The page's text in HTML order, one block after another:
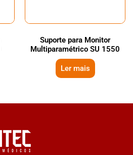
Suporte para Monitor
Multiparamétrico SU 1550
Ler mais